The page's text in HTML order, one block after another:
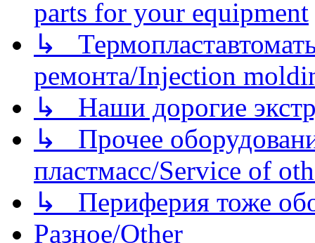
parts for your equipment
↳
ремонта/Injection
↳ Наши дорогие
↳ Прочее
пластмасс/Service of
↳ Периферия тоже
Разное/Other